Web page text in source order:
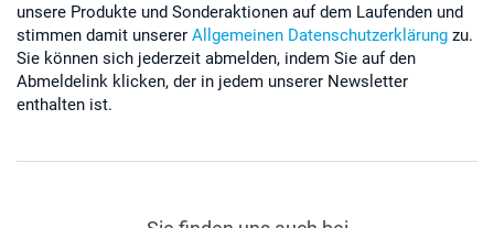
unsere Produkte und Sonderaktionen auf dem Laufenden und
stimmen damit unserer Allgemeinen Datenschutzerklärung zu.
Sie können sich jederzeit abmelden, indem Sie auf den
Abmeldelink klicken, der in jedem unserer Newsletter
enthalten ist.